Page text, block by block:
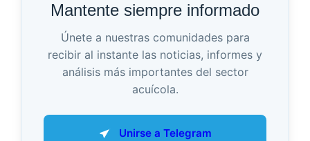
Mantente siempre informado
Únete a nuestras comunidades para
recibir al instante las noticias, informes y
análisis más importantes del sector
acuícola.
Unirse a Telegram